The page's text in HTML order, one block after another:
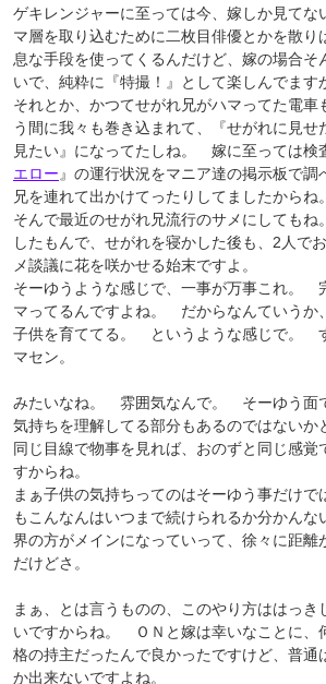
ゲキレンジャーに至っては今、嫁しか見て
マ層を取り込むために二枚目俳優とかを散り
息な手段を使ってくるんだけど、嫁の場合そ
いで、純粋に『特撮！』として楽しんでます
それとか、かつてせがれ兄がハマってた電車
う間に我々も巻き込まれて、『せがれに見
見たい』になってたしね。 嫁に至っては検
エロー 』の運行状況をマニア達の掲示板で
兄を連れて出かけてったりしてましたからね。
そんで最近のせがれ兄流行のサメにしても
したもんで、せがれを寝かした後も、2人で
メ談議に花を咲かせる始末ですよ。
そーゆうような感じで、一事が万事これ。
マってるんですよね。 だからなんていうか
子供を育ててる。 というような感じで。
マセン。
みたいなね。 雰囲気なんで。 そーゆう面
気持ちを理解してる部分もあるのではない
同じ目線で物事を見れば、おのずと同じ感覚
すからね。
まぁ子供の気持ちってのはそーゆう事だけ
もこんなんはいつまで続けられるか分かん
界の方がメインになっていって、徐々に距離
だけどさ。
まぁ、とは言うものの、このやり方ははっ
いですからね。 ＯＮと嫁は幸いなことに、
格の持主だったんで良かったですけど、普通
か出来ないですよね。